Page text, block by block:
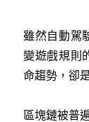
雖然自動駕
變遊戲規則
命趨勢，卻
區塊鏈被普